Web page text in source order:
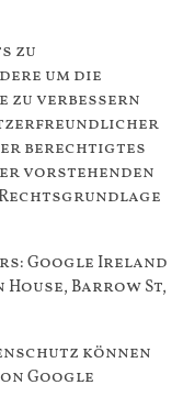
zu
um die
zu verbessern
berechtigtes
vorstehenden
Google Ireland
Barrow St,
können
Google